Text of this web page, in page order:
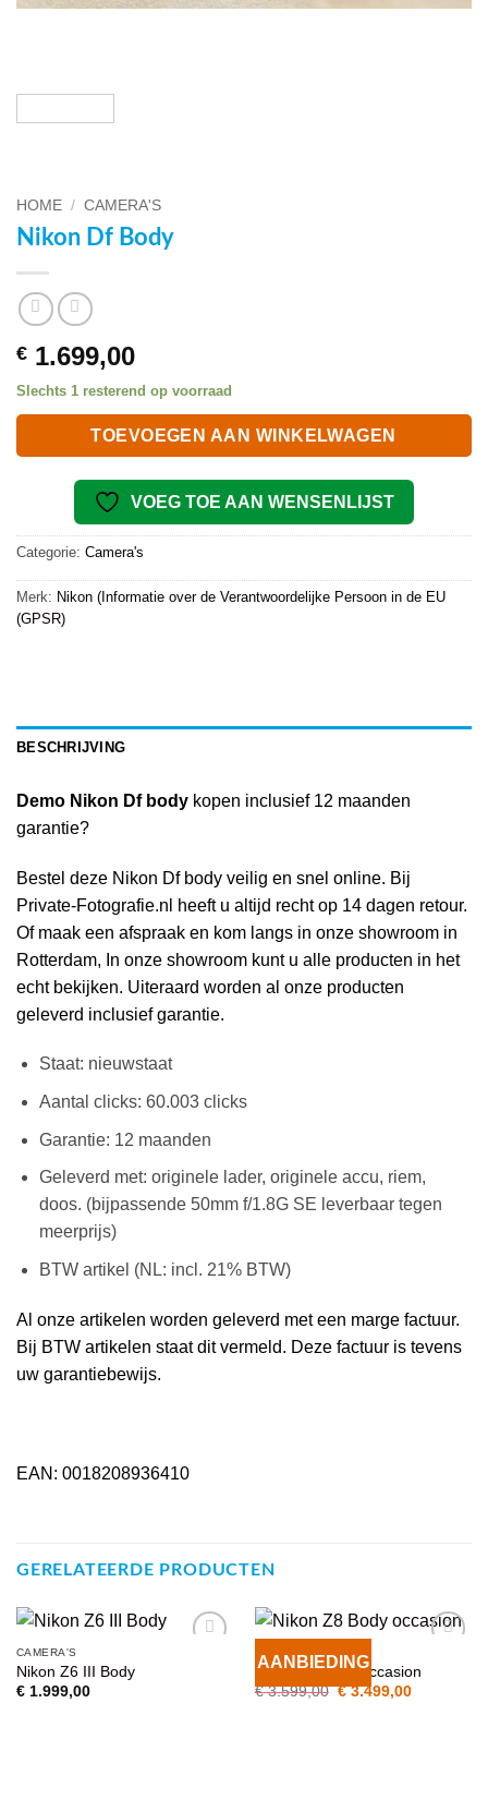
HOME / CAMERA'S
Nikon Df Body
€ 1.699,00
Slechts 1 resterend op voorraad
TOEVOEGEN AAN WINKELWAGEN
VOEG TOE AAN WENSENLIJST
Categorie: Camera's
Merk: Nikon (Informatie over de Verantwoordelijke Persoon in de EU
(GPSR)
BESCHRIJVING
Demo Nikon Df body kopen inclusief 12 maanden
garantie?
Bestel deze Nikon Df body veilig en snel online. Bij
Private-Fotografie.nl heeft u altijd recht op 14 dagen retour.
Of maak een afspraak en kom langs in onze showroom in
Rotterdam, In onze showroom kunt u alle producten in het
echt bekijken. Uiteraard worden al onze producten
geleverd inclusief garantie.
Staat: nieuwstaat
Aantal clicks: 60.003 clicks
Garantie: 12 maanden
Geleverd met: originele lader, originele accu, riem,
doos. (bijpassende 50mm f/1.8G SE leverbaar tegen
meerprijs)
BTW artikel (NL: incl. 21% BTW)
Al onze artikelen worden geleverd met een marge factuur.
Bij BTW artikelen staat dit vermeld. Deze factuur is tevens
uw garantiebewijs.
EAN: 0018208936410
GERELATEERDE PRODUCTEN
VOEG TOE
CAMERA'S
Nikon Z6 III Body
€1.999,00
AANBIEDINGVOEG TOE
AAN
WENSENLIJST
Nikon Z8 Body occasion
€3.599,00 Oorspronkelijke
€3.499,00Huidige